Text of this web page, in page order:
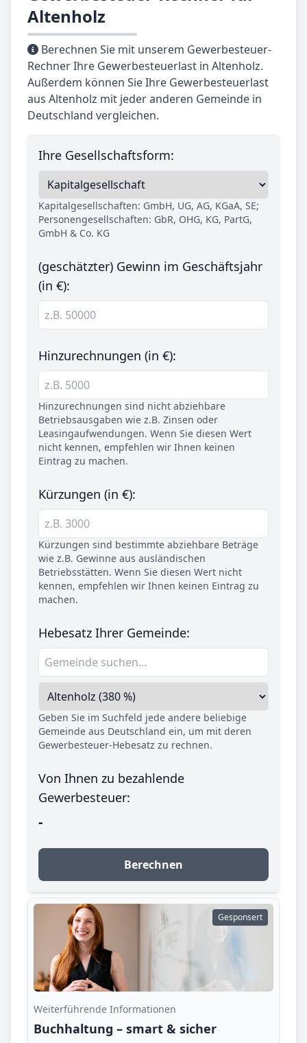
Altenholz
Berechnen Sie mit unserem Gewerbesteuer-
Rechner Ihre Gewerbesteuerlast in Altenholz.
Außerdem können Sie Ihre Gewerbesteuerlast
aus Altenholz mit jeder anderen Gemeinde in
Deutschland vergleichen.
Ihre Gesellschaftsform:
Kapitalgesellschaften: GmbH, UG, AG, KGaA, SE;
Personengesellschaften: GbR, OHG, KG, PartG,
GmbH & Co. KG
(geschätzter) Gewinn im Geschäftsjahr
(in €):
Hinzurechnungen (in €):
Hinzurechnungen sind nicht abziehbare
Betriebsausgaben wie z.B. Zinsen oder
Leasingaufwendungen. Wenn Sie diesen Wert
nicht kennen, empfehlen wir Ihnen keinen
Eintrag zu machen.
Kürzungen (in €):
Kürzungen sind bestimmte abziehbare Beträge
wie z.B. Gewinne aus ausländischen
Betriebsstätten. Wenn Sie diesen Wert nicht
kennen, empfehlen wir Ihnen keinen Eintrag zu
machen.
Hebesatz Ihrer Gemeinde:
Geben Sie im Suchfeld jede andere beliebige
Gemeinde aus Deutschland ein, um mit deren
Gewerbesteuer-Hebesatz zu rechnen.
Von Ihnen zu bezahlende
Gewerbesteuer:
-
Berechnen
Gesponsert
Weiterführende Informationen
Buchhaltung – smart & sicher